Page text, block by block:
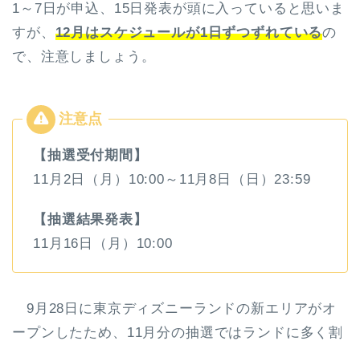
1～7日が申込、15日発表が頭に入っていると思いま
すが、 12月はスケジュールが1日ずつずれているの
で、注意しましょう。
【抽選受付期間】
11月2日（月）10:00～11月8日（日）23:59
【抽選結果発表】
11月16日（月）10:00
9月28日に東京ディズニーランドの新エリアがオ
ープンしたため、11月分の抽選ではランドに多く割